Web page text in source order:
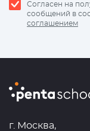
Согласен на
сообщений в
соглашением
г. Москва,